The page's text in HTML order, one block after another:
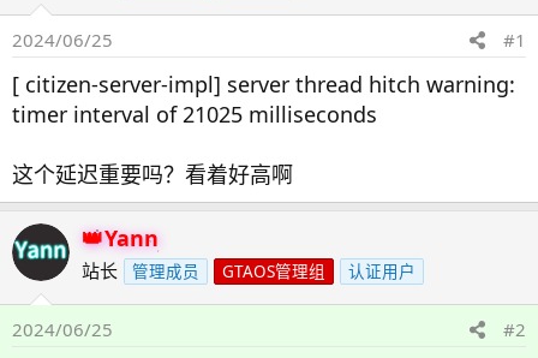
2024/06/25 #1
[ citizen-server-impl] server thread hitch warning:
timer interval of 21025 milliseconds
这个延迟重要吗？看着好高啊
Yann
站长 管理成员 GTAOS管理组 认证用户
2024/06/25 #2